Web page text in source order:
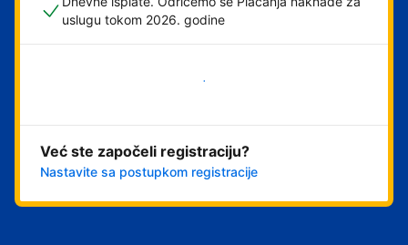
uslugu tokom 2026. godine
Počnite odmah
Već ste započeli registraciju?
Nastavite sa postupkom registracije